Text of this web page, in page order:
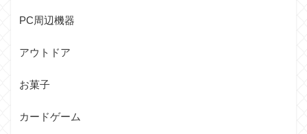
PC周辺機器
アウトドア
お菓子
カードゲーム